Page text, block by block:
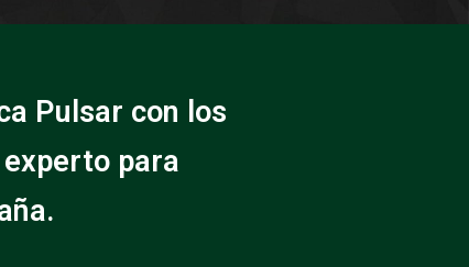
Pulsar con los
para